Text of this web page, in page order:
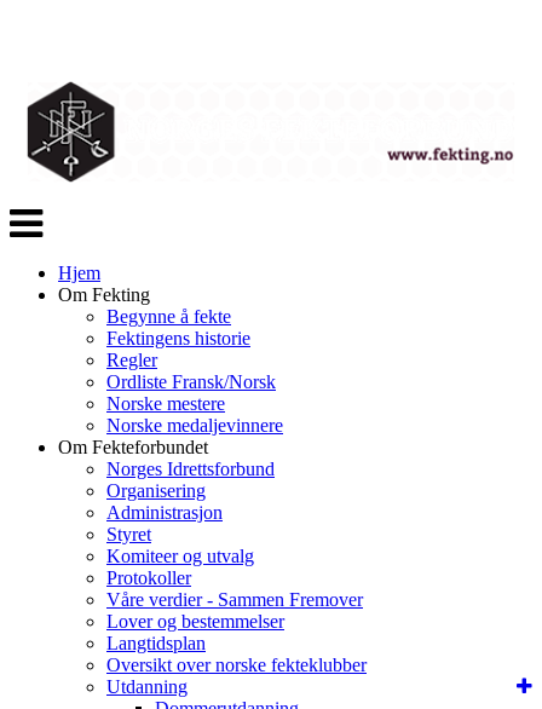
Veksle
navigasjon
Hjem
Om Fekting
Begynne å fekte
Fektingens historie
Regler
Ordliste Fransk/Norsk
Norske mestere
Norske medaljevinnere
Om Fekteforbundet
Norges Idrettsforbund
Organisering
Administrasjon
Styret
Komiteer og utvalg
Protokoller
Våre verdier - Sammen Fremover
Lover og bestemmelser
Langtidsplan
Oversikt over norske fekteklubber
Utdanning